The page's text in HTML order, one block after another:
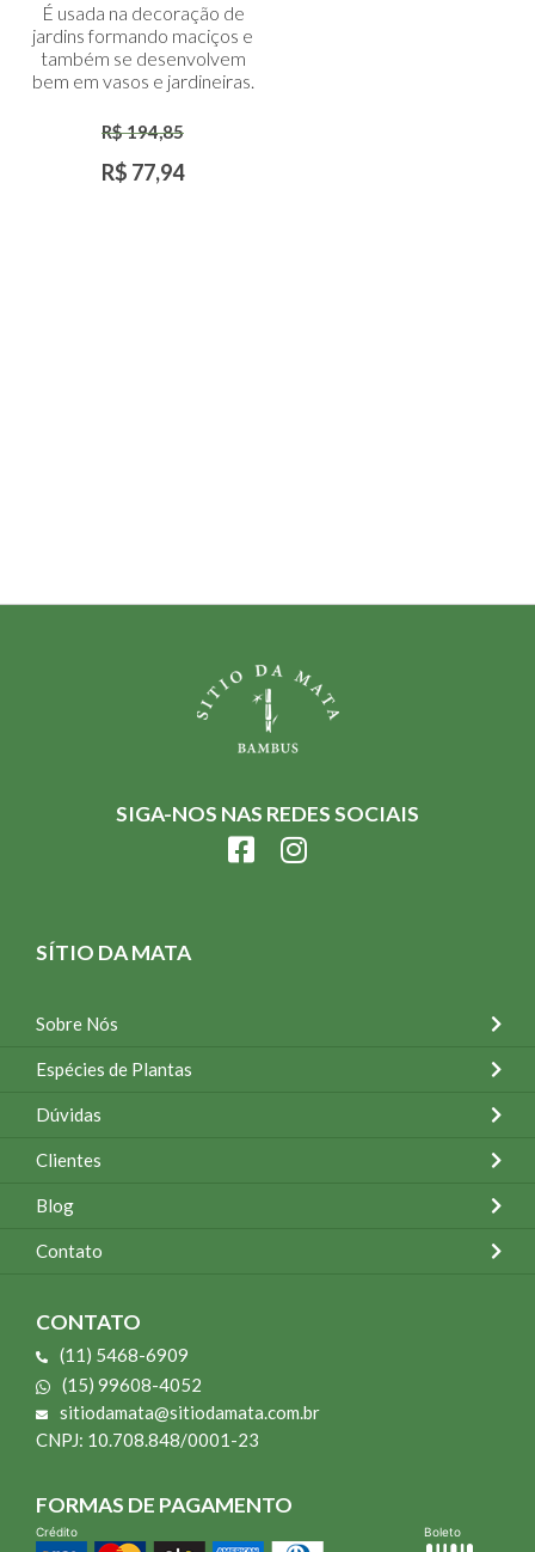
É usada na decoração de
jardins formando maciços e
também se desenvolvem
bem em vasos e jardineiras.
R$ 194,85
R$ 77,94
SIGA-NOS NAS REDES SOCIAIS
SÍTIO DA MATA
Sobre Nós
Espécies de Plantas
Dúvidas
Clientes
Blog
Contato
CONTATO
(11) 5468-6909
(15) 99608-4052
sitiodamata@sitiodamata.com.br
CNPJ: 10.708.848/0001-23
FORMAS DE PAGAMENTO
Crédito Boleto